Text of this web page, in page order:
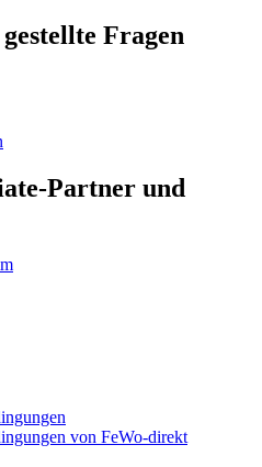
Fragen
Partner und
von FeWo-direkt